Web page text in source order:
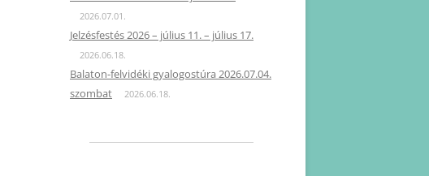
2026.07.01.
Jelzésfestés 2026 – július 11. – július 17.
2026.06.18.
Balaton-felvidéki gyalogostúra 2026.07.04.
szombat
2026.06.18.